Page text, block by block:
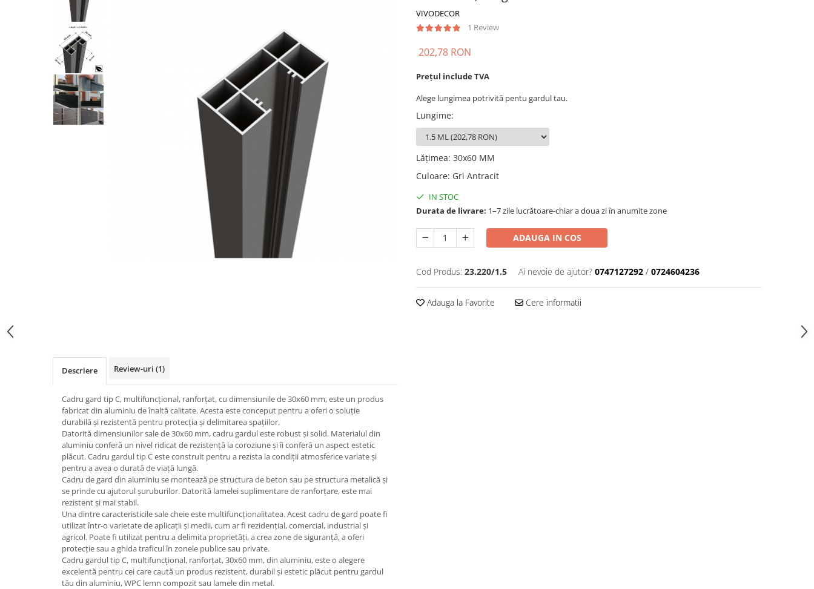
VIVODECOR
1 Review
202,78 RON
Prețul include TVA
Alege lungimea potrivită pentu gardul tau.
Lungime:
Lățimea: 30x60 MM
Culoare: Gri Antracit
IN STOC
Durata de livrare: 1–7 zile lucrătoare-chiar a doua zi în anumite zone
ADAUGA IN COS
Cod Produs: 23.220/1.5 Ai nevoie de ajutor? 0747127292 / 0724604236
Adauga la Favorite Cere informatii
Descriere Review-uri (1)
Cadru gard tip C, multifuncțional, ranforțat, cu dimensiunile de 30x60 mm, este un produs
fabricat din aluminiu de înaltă calitate. Acesta este conceput pentru a oferi o soluție
durabilă și rezistentă pentru protecția și delimitarea spațiilor.
Datorită dimensiunilor sale de 30x60 mm, cadru gardul este robust și solid. Materialul din
aluminiu conferă un nivel ridicat de rezistență la coroziune și îi conferă un aspect estetic
plăcut. Cadru gardul tip C este construit pentru a rezista la condiții atmosferice variate și
pentru a avea o durată de viață lungă.
Cadru de gard din aluminiu se montează pe structura de beton sau pe structura metalică și
se prinde cu ajutorul șuruburilor. Datorită lamelei suplimentare de ranforțare, este mai
rezistent și mai stabil.
Una dintre caracteristicile sale cheie este multifuncționalitatea. Acest cadru de gard poate fi
utilizat într-o varietate de aplicații și medii, cum ar fi rezidențial, comercial, industrial și
agricol. Poate fi utilizat pentru a delimita proprietăți, a crea zone de siguranță, a oferi
protecție sau a ghida traficul în zonele publice sau private.
Cadru gardul tip C, multifuncțional, ranforțat, 30x60 mm, din aluminiu, este o alegere
excelentă pentru cei care caută un produs rezistent, durabil și estetic plăcut pentru gardul
tău din aluminiu, WPC lemn compozit sau lamele din metal.